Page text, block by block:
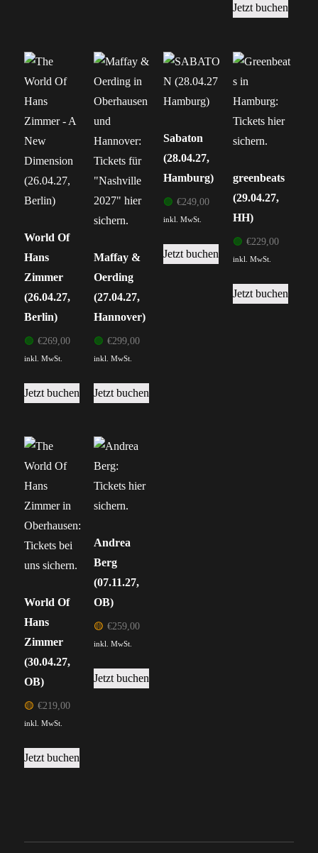
Jetzt buchen
World Of
Hans
Zimmer
(26.04.27,
Berlin)
🟢 €269,00
inkl. MwSt.
Jetzt buchen
Maffay &
Oerding
(27.04.27,
Hannover)
🟢 €299,00
inkl. MwSt.
Jetzt buchen
Sabaton
(28.04.27,
Hamburg)
🟢 €249,00
inkl. MwSt.
Jetzt buchen
greenbeats
(29.04.27,
HH)
🟢 €229,00
inkl. MwSt.
Jetzt buchen
World Of
Hans
Zimmer
(30.04.27,
OB)
🟡 €219,00
inkl. MwSt.
Jetzt buchen
Andrea
Berg
(07.11.27,
OB)
🟡 €259,00
inkl. MwSt.
Jetzt buchen